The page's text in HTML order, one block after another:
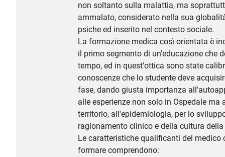
non soltanto sulla malattia, ma
ammalato, considerato nella sua
psiche ed inserito nel contesto sociale.
La formazione medica così orientata è
il primo segmento di un'educazione che
tempo, ed in quest'ottica sono state
conoscenze che lo studente deve
fase, dando giusta importanza
alle esperienze non solo in Ospedale ma
territorio, all'epidemiologia, per lo
ragionamento clinico e della cultura della
Le caratteristiche qualificanti del medico
formare comprendono: